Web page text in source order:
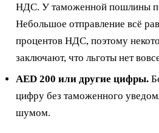
НДС. У таможенной пошлины
Небольшое отправление всё
процентов НДС, поэтому
заключают, что льготы нет
AED 200 или другие цифры.
цифру без таможенного
шумом.